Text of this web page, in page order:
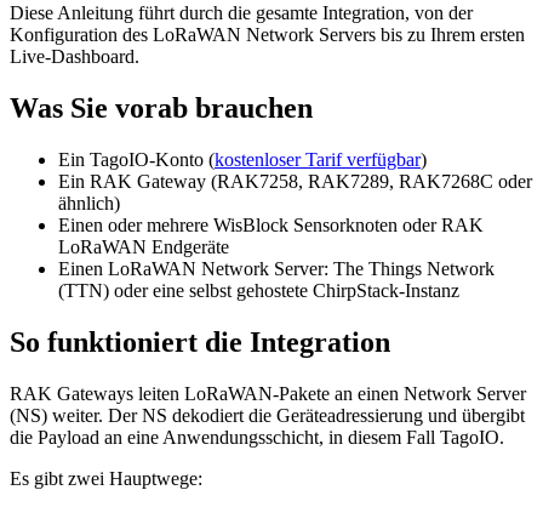
Diese Anleitung führt durch die gesamte Integration, von der
Konfiguration des LoRaWAN Network Servers bis zu Ihrem ersten
Live-Dashboard.
Was Sie vorab brauchen
Ein TagoIO-Konto (kostenloser Tarif verfügbar)
Ein RAK Gateway (RAK7258, RAK7289, RAK7268C oder
ähnlich)
Einen oder mehrere WisBlock Sensorknoten oder RAK
LoRaWAN Endgeräte
Einen LoRaWAN Network Server: The Things Network
(TTN) oder eine selbst gehostete ChirpStack-Instanz
So funktioniert die Integration
RAK Gateways leiten LoRaWAN-Pakete an einen Network Server
(NS) weiter. Der NS dekodiert die Geräteadressierung und übergibt
die Payload an eine Anwendungsschicht, in diesem Fall TagoIO.
Es gibt zwei Hauptwege: